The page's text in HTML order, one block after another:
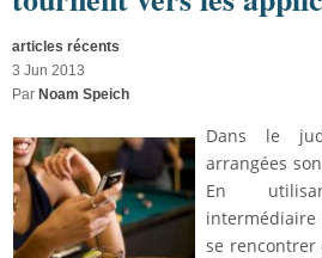
articles récents
3 Jun 2013
Par Noam Speich
Dans le
arrangées
En
intermédiaire
se rencontrer